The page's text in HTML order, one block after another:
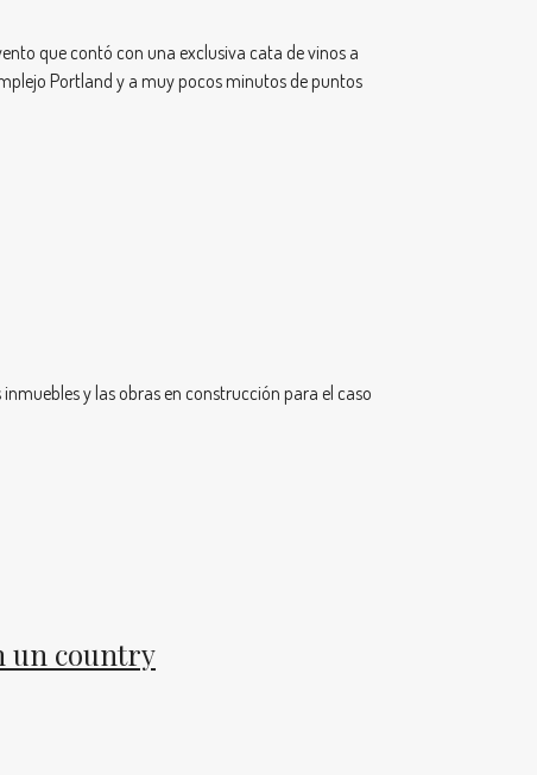
que contó con una exclusiva cata de vinos a
Portland y a muy pocos minutos de puntos
y las obras en construcción para el caso
un country